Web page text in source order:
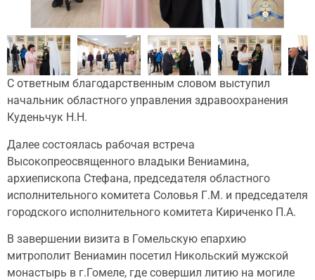
С ответным благодарственным словом выступил
начальник областного управления здравоохранения
Куденьчук Н.Н.
Далее состоялась рабочая встреча
Высокопреосвященного владыки Вениамина,
архиепископа Стефана, председателя областного
исполнительного комитета Соловья Г.М. и председателя
городского исполнительного комитета Кириченко П.А.
В завершении визита в Гомельскую епархию
митрополит Вениамин посетил Никольский мужской
монастырь в г.Гомеле, где совершил литию на могиле